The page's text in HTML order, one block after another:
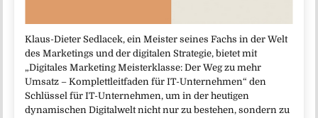
Klaus-Dieter Sedlacek, ein Meister seines Fachs in der Welt
des Marketings und der digitalen Strategie, bietet mit
„Digitales Marketing Meisterklasse: Der Weg zu mehr
Umsatz – Komplettleitfaden für IT-Unternehmen“ den
Schlüssel für IT-Unternehmen, um in der heutigen
dynamischen Digitalwelt nicht nur zu bestehen, sondern zu